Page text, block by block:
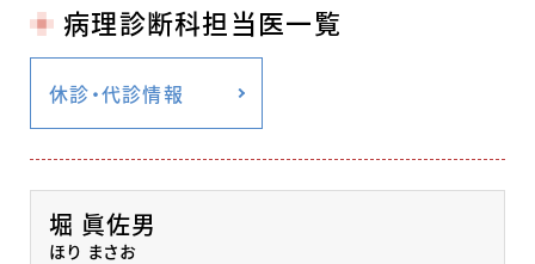
病理診断科担当医一覧
休診・代診情報
堀 眞佐男
ほり まさお